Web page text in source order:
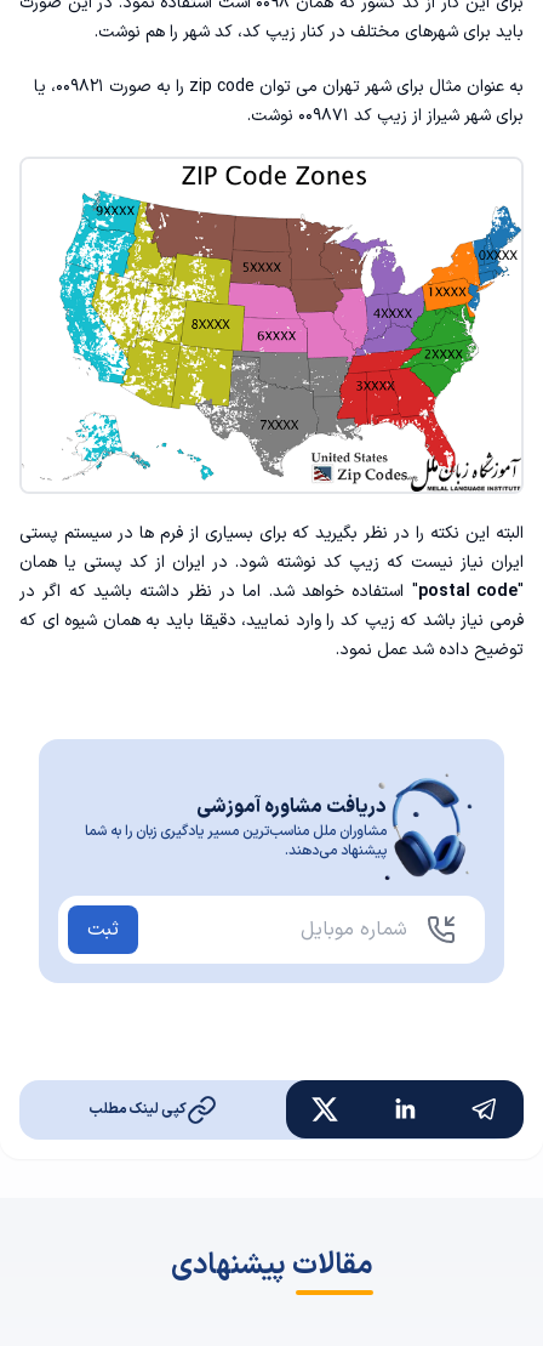
باید برای شهرهای مختلف در کنار زیپ کد، کد شهر را هم نوشت‌.
به عنوان مثال برای شهر تهران می توان zip code را به صورت ۰۰۹۸۲۱، یا
برای شهر شیراز از زیپ کد ۰۰۹۸۷۱ نوشت.
البته این نکته را در نظر بگیرید که برای بسیاری از فرم ها در سیستم پستی
ایران نیاز نیست که زیپ کد نوشته شود. در ایران از کد پستی یا همان
"
postal code" استفاده خواهد شد. اما در نظر داشته باشید که اگر در
فرمی نیاز باشد که زیپ کد را وارد نمایید، دقیقا باید به همان شیوه ای که
توضیح داده شد عمل نمود.
دریافت مشاوره آموزشی
مشاوران ملل مناسب‌ترین مسیر یادگیری زبان را به شما
پیشنهاد می‌دهند.
ثبت
کپی لینک مطلب
مقالات پیشنهادی